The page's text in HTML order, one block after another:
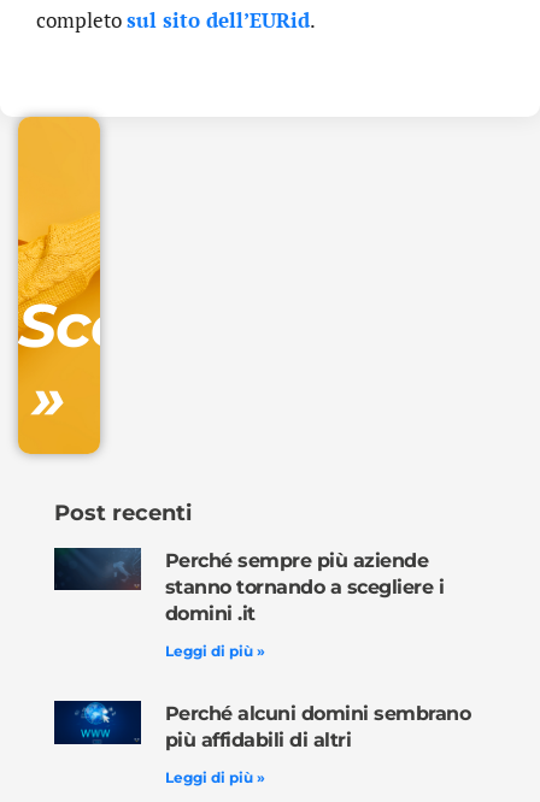
completosul sito dell’EURid.
Scopri
»
.online
Post recenti
Perché sempre più aziende
stanno tornando a scegliere i
domini .it
Leggi di più »
Perché alcuni domini sembrano
più affidabili di altri
Leggi di più »